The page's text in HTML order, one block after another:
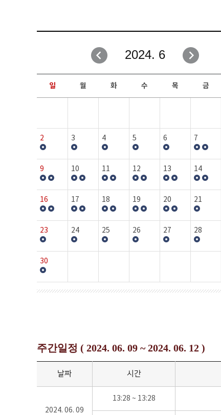
취업성공지원과
창업지원·교육센터
현장실습/IPP사업단
커뮤니티
자유게시판
일정안내
보도자료
행사갤러리
2024. 6
일 월 화 수 목 금
2 3 4 5 6 7
9 10 11 12 13 14
16 17 18 19 20 21
23 24 25 26 27 28
30
주간일정 ( 2024. 06. 09 ~ 2024. 06. 12 )
날짜 시간
2024. 06. 09
13:28 ~ 13:28